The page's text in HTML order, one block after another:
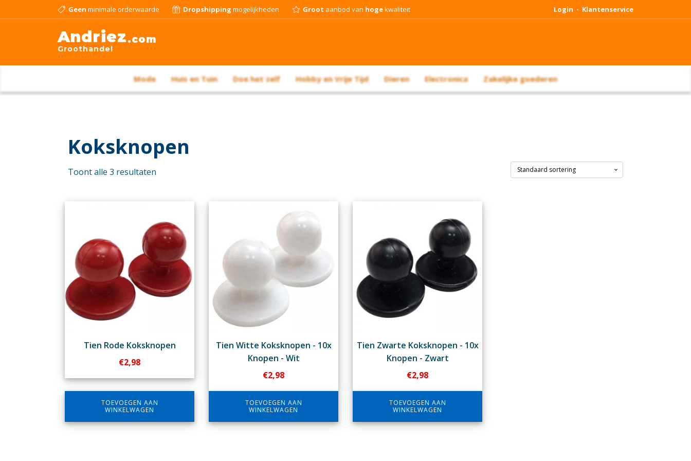
Geen minimale orderwaarde Dropshipping mogelijkheden Groot aanbod van hogekwaliteit Login - Klantenservice
Andriez.com
Groothandel
Mode Huis en Tuin Doe het zelf Hobby en Vrije Tijd Dieren Electronica Zakelijke goederen
Koksknopen
Toont alle 3 resultaten
Tien Rode Koksknopen
€2,98
TOEVOEGEN AAN
WINKELWAGEN
Tien Witte Koksknopen - 10x
Knopen - Wit
€2,98
TOEVOEGEN AAN
WINKELWAGEN
Tien Zwarte Koksknopen - 10x
Knopen - Zwart
€2,98
TOEVOEGEN AAN
WINKELWAGEN